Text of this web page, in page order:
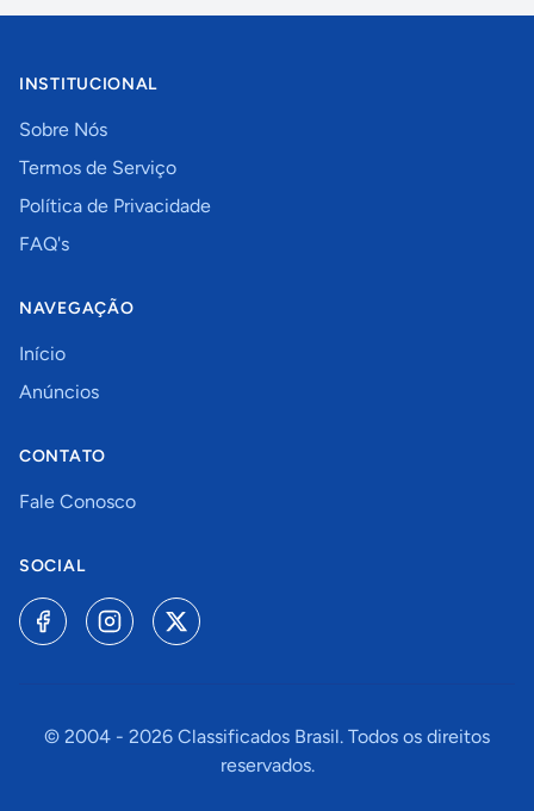
INSTITUCIONAL
Sobre Nós
Termos de Serviço
Política de Privacidade
FAQ's
NAVEGAÇÃO
Início
Anúncios
CONTATO
Fale Conosco
SOCIAL
© 2004 - 2026 Classificados Brasil. Todos os direitos
reservados.